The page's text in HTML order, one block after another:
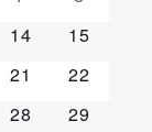
vistas
de
0
14
0
15
0
21
0
22
0
28
0
29